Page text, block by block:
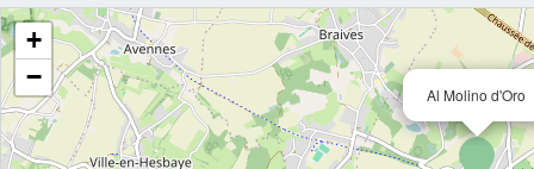
Al Molino d'Oro
+
−